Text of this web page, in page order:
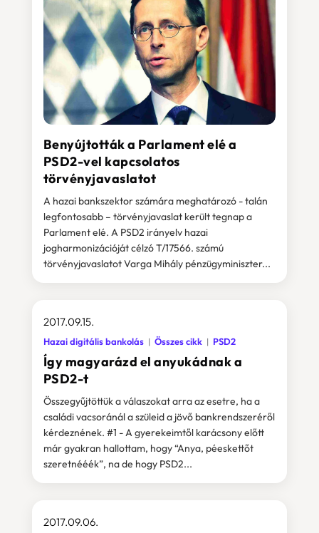
Benyújtották a Parlament elé a
PSD2-vel kapcsolatos
törvényjavaslatot
A hazai bankszektor számára meghatározó - talán
legfontosabb – törvényjavaslat került tegnap a
Parlament elé. A PSD2 irányelv hazai
jogharmonizációját célzó T/17566. számú
törvényjavaslatot Varga Mihály pénzügyminiszter...
Így magyarázd el anyukádnak a
PSD2-t
2017.09.15.
Hazai digitális bankolás Összes cikk PSD2
Összegyűjtöttük a válaszokat arra az esetre, ha a
családi vacsoránál a szüleid a jövő bankrendszeréről
kérdeznének. #1 - A gyerekeimtől karácsony előtt
már gyakran hallottam, hogy “Anya, péeskettőt
szeretnééék”, na de hogy PSD2...
2017.09.06.